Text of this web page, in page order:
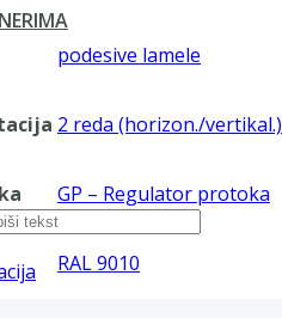
podesive lamele
2 reda (horizon./vertikal.)
GP – Regulator protoka
RAL 9010